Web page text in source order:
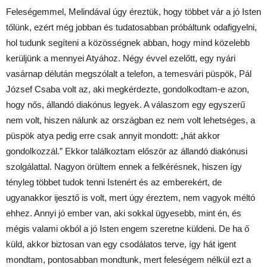
Feleségemmel, Melindával úgy éreztük, hogy többet vár a jó Isten
tőlünk, ezért még jobban és tudatosabban próbáltunk odafigyelni,
hol tudunk segíteni a közösségnek abban, hogy mind közelebb
kerüljünk a mennyei Atyához. Négy évvel ezelőtt, egy nyári
vasárnap délután megszólalt a telefon, a temesvári püspök, Pál
József Csaba volt az, aki megkérdezte, gondolkodtam-e azon,
hogy nős, állandó diakónus legyek. A válaszom egy egyszerű
nem volt, hiszen nálunk az országban ez nem volt lehetséges, a
püspök atya pedig erre csak annyit mondott: „hát akkor
gondolkozzál.” Ekkor találkoztam először az állandó diakónusi
szolgálattal. Nagyon örültem ennek a felkérésnek, hiszen így
tényleg többet tudok tenni Istenért és az emberekért, de
ugyanakkor ijesztő is volt, mert úgy éreztem, nem vagyok méltó
ehhez. Annyi jó ember van, aki sokkal ügyesebb, mint én, és
mégis valami okból a jó Isten engem szeretne küldeni. De ha ő
küld, akkor biztosan van egy csodálatos terve, így hát igent
mondtam, pontosabban mondtunk, mert feleségem nélkül ezt a